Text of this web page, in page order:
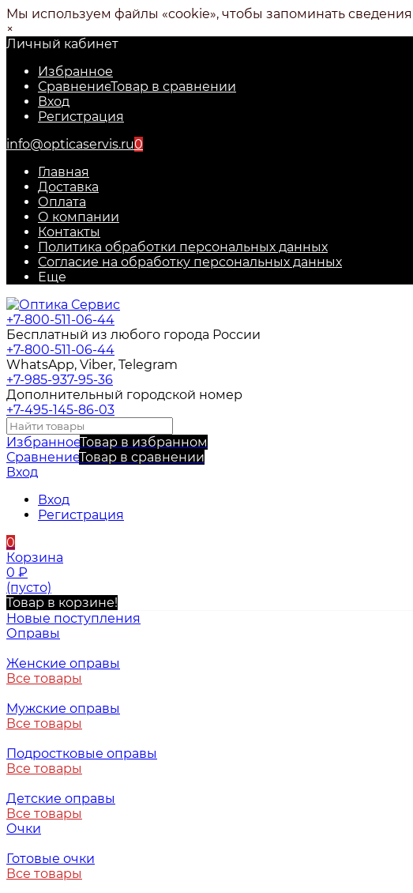
Мы используем файлы «cookie», чтобы запоминать
×
Личный кабинет
Избранное
СравнениеТовар в сравнении
Вход
Регистрация
info@opticaservis.ru0
Главная
Доставка
Оплата
О компании
Контакты
Политика обработки персональных данных
Согласие на обработку персональных данных
Еще
+7-800-511-06-44
Бесплатный из любого города России
+7-800-511-06-44
WhatsApp, Viber, Telegram
+7-985-937-95-36
Дополнительный городской номер
+7-495-145-86-03
ИзбранноеТовар в избранном
СравнениеТовар в сравнении
Вход
Вход
Регистрация
0
Корзина
0 ₽
(пусто)
Товар в корзине!
Новые поступления
Оправы
Женские оправы
Все товары
Мужские оправы
Все товары
Подростковые оправы
Все товары
Детские оправы
Все товары
Очки
Готовые очки
Все товары